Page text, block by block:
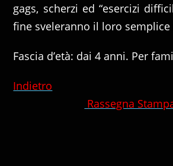
gags, scherzi ed “esercizi
fine sveleranno il loro
Fascia d’età: dai 4 anni. Per
Indietro
Rassegna